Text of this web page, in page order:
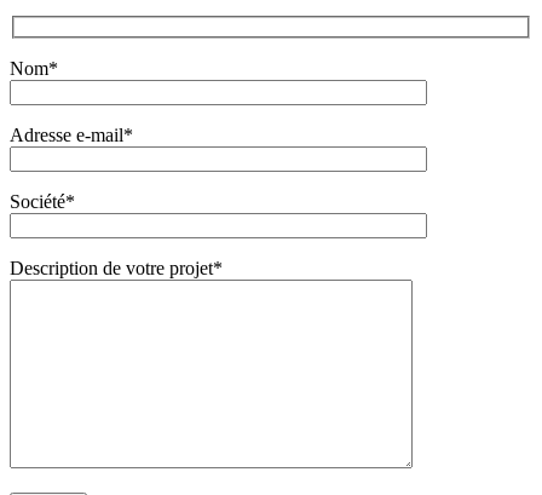
Nom*
Adresse e-mail*
Société*
Description de votre projet*